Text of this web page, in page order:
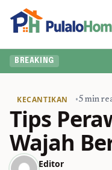
BREAKING
KECANTIKAN •5 min
Tips
Wajah
Editor